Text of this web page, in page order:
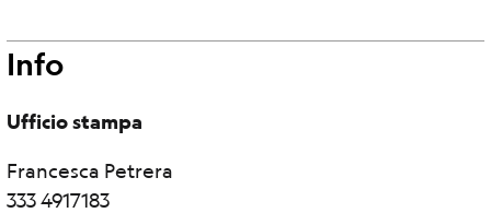
Info
Ufficio stampa
Francesca Petrera
333 4917183